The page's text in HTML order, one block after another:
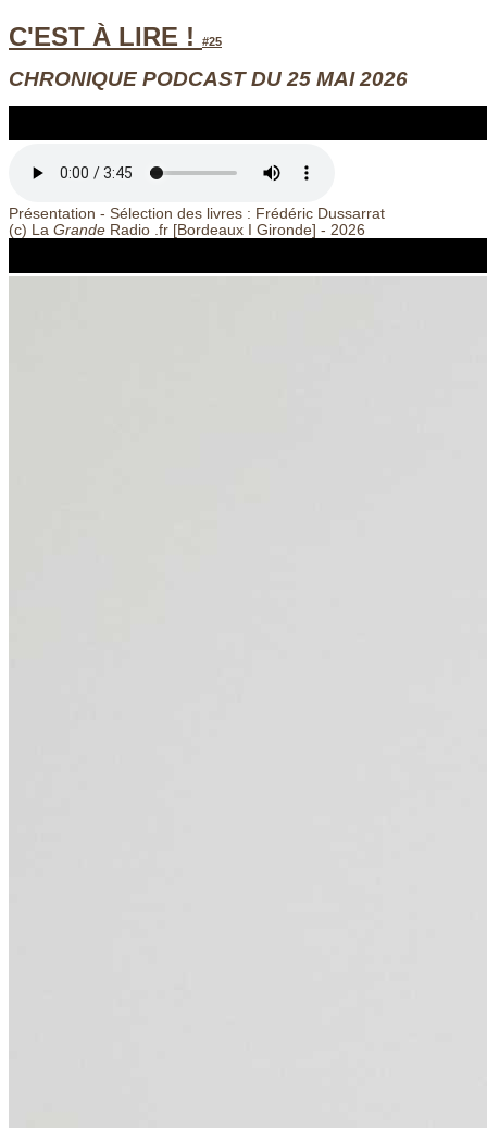
C'EST À LIRE ! #25
CHRONIQUE PODCAST DU 25 MAI 2026
Présentation - Sélection des livres : Frédéric Dussarrat
(c) La Grande Radio .fr [Bordeaux Gironde] - 2026